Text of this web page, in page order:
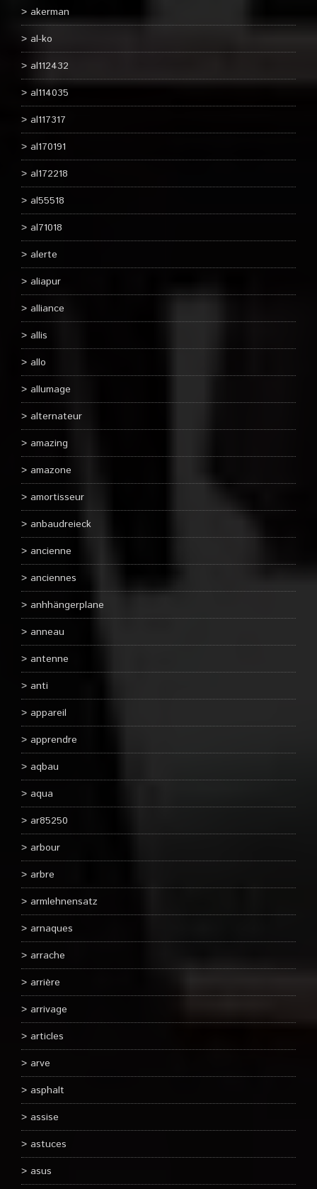
akerman
al-ko
al112432
al114035
al117317
al170191
al172218
al55518
al71018
alerte
aliapur
alliance
allis
allo
allumage
alternateur
amazing
amazone
amortisseur
anbaudreieck
ancienne
anciennes
anhhängerplane
anneau
antenne
anti
appareil
apprendre
aqbau
aqua
ar85250
arbour
arbre
armlehnensatz
arnaques
arrache
arrière
arrivage
articles
arve
asphalt
assise
astuces
asus